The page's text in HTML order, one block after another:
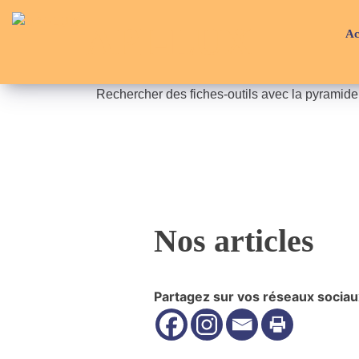
Skip
Rechercher des fiches-outils avec la
Nos articles
Partagez sur vos réseaux